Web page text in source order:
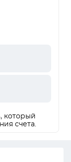
который
счета.